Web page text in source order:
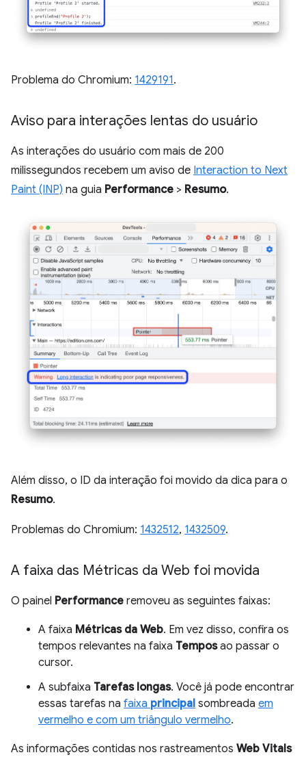
Problema do Chromium: 1429191.
Aviso para interações lentas do usuário
As interações do usuário com mais de 200
milissegundos recebem um aviso de Interaction to Next
Paint (INP) na guia Performance > Resumo.
Além disso, o ID da interação foi movido da dica para o
Resumo.
Problemas do Chromium: 1432512, 1432509.
A faixa das Métricas da Web foi movida
O painel Performance removeu as seguintes faixas:
A faixa Métricas da Web. Em vez disso, confira os
tempos relevantes na faixa Temposao passar o
cursor.
A subfaixa Tarefas longas. Você já pode encontrar
essas tarefas na faixa principal sombreada em
vermelho e com um triângulo vermelho.
As informações contidas nos rastreamentos Web Vitals